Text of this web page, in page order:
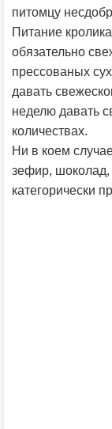
питомцу
Питание
обязательно
прессованых
давать
неделю давать
количествах.
Ни в коем
зефир, шоколад,
категорически